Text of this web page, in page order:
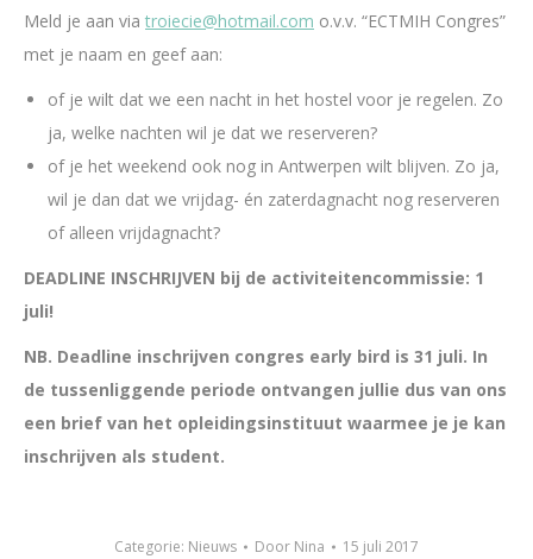
Meld je aan via troiecie@hotmail.com o.v.v. “ECTMIH Congres”
met je naam en geef aan:
of je wilt dat we een nacht in het hostel voor je regelen. Zo
ja, welke nachten wil je dat we reserveren?
of je het weekend ook nog in Antwerpen wilt blijven. Zo ja,
wil je dan dat we vrijdag- én zaterdagnacht nog reserveren
of alleen vrijdagnacht?
DEADLINE INSCHRIJVEN bij de activiteitencommissie: 1
juli!
NB. Deadline inschrijven congres early bird is 31 juli. In
de tussenliggende periode ontvangen jullie dus van ons
een brief van het opleidingsinstituut waarmee je je kan
inschrijven als student.
Categorie: Nieuws Door Nina 15 juli 2017